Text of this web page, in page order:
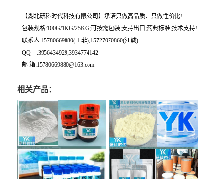
【湖北研科时代科技有限公司】承诺只做高品质、只做性价比!
包装规格:100G/1KG/25KG;可按需包装;支持出口;药典标准;技术支持!
联系人:15780669880(王菲);15727070860(江诚)
QQ一:3956434929;3934774142
邮 箱:15780669880@163.com
相关产品：